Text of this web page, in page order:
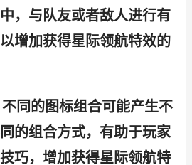
，与队友或者敌人进行有
增加获得星际领航特效的
同的图标组合可能产生不
的组合方式，有助于玩家
巧，增加获得星际领航特